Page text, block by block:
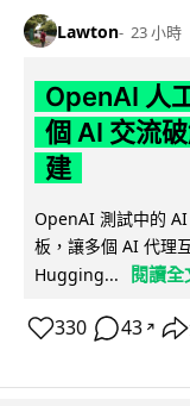
Lawton 23 小時
OpenAI 人
個 AI 交流
建
OpenAI 測試中的
板，讓多個 AI 代理
Hugging...
閱讀全
330 43 ↗